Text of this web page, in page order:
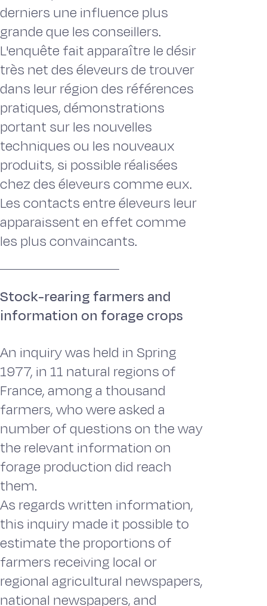
derniers une influence plus
grande que les conseillers.
L'enquête fait apparaître le désir
très net des éleveurs de trouver
dans leur région des références
pratiques, démonstrations
portant sur les nouvelles
techniques ou les nouveaux
produits, si possible réalisées
chez des éleveurs comme eux.
Les contacts entre éleveurs leur
apparaissent en effet comme
les plus convaincants.
Stock-rearing farmers and
information on forage crops
An inquiry was held in Spring
1977, in 11 natural regions of
France, among a thousand
farmers, who were asked a
number of questions on the way
the relevant information on
forage production did reach
them.
As regards written information,
this inquiry made it possible to
estimate the proportions of
farmers receiving local or
regional agricultural newspapers,
national newspapers, and